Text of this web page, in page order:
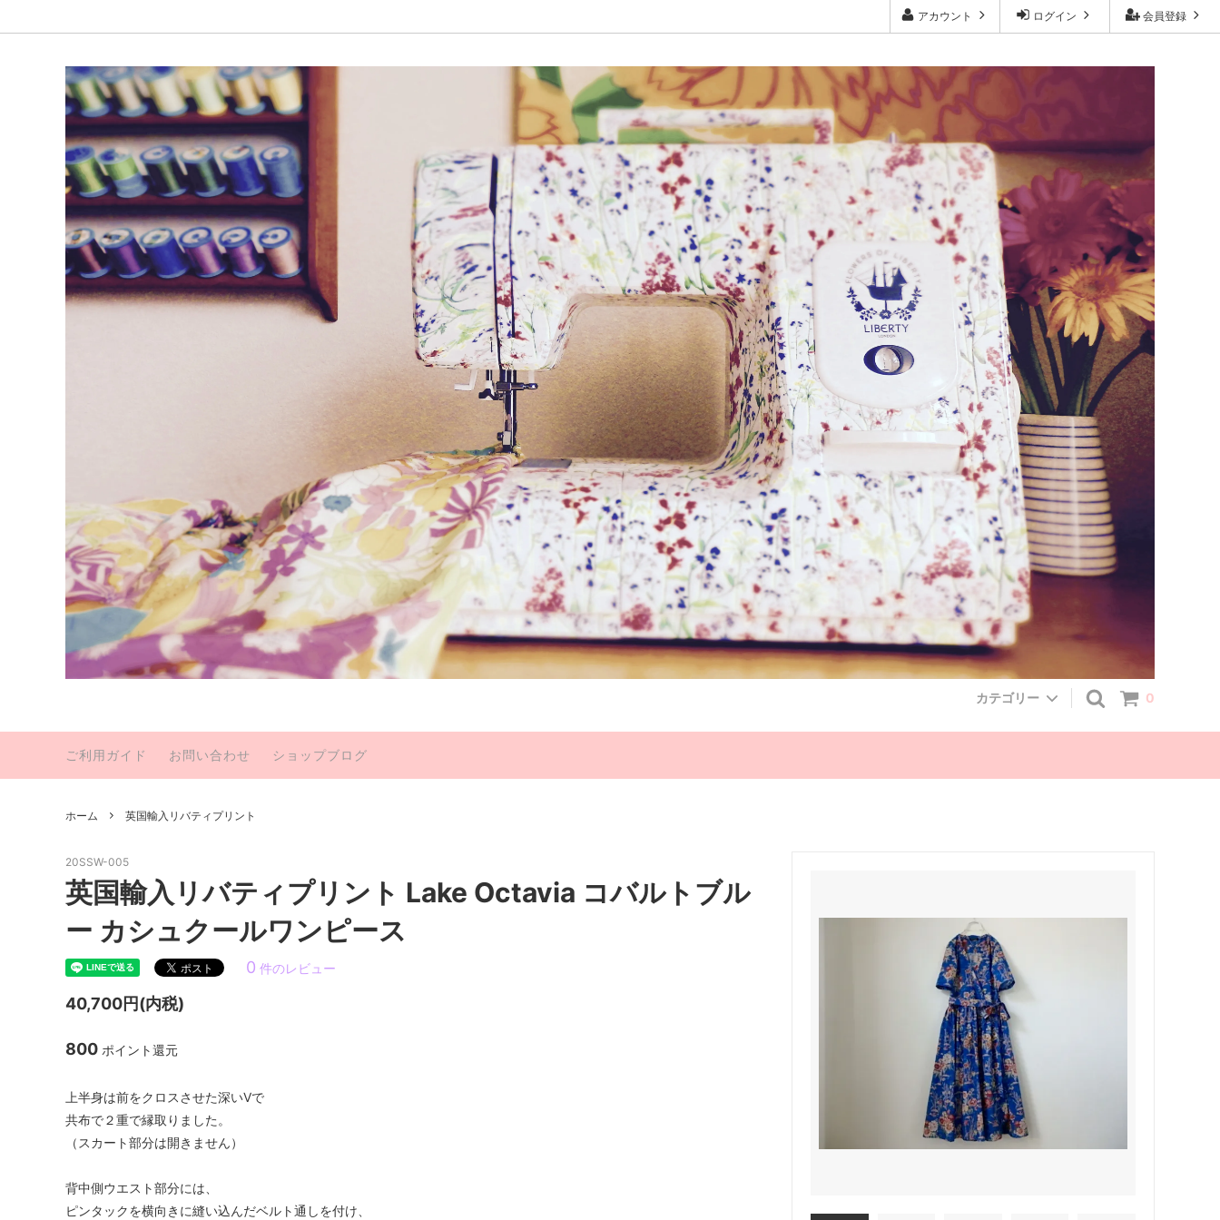
会員登録
ログイン
アカウント
0
カテゴリー
KATSUSHIGE Luxury 英国輸入リバティプリント
ご利用ガイド お問い合わせ ショップブログ
ホーム 英国輸入リバティプリント
20SSW-005
英国輸入リバティプリント Lake Octavia コバルトブル
ー カシュクールワンピース
0 件のレビュー
40,700円(内税)
800 ポイント還元
上半身は前をクロスさせた深いVで
共布で２重で縁取りました。
（スカート部分は開きません）
背中側ウエスト部分には、
ピンタックを横向きに縫い込んだベルト通しを付け、